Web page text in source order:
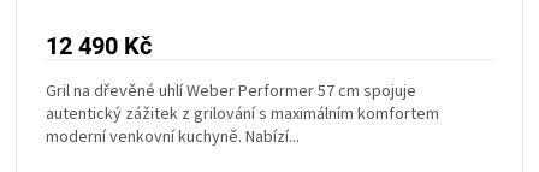
12 490 Kč
Gril na dřevěné uhlí Weber Performer 57 cm spojuje
autentický zážitek z grilování s maximálním komfortem
moderní venkovní kuchyně. Nabízí...